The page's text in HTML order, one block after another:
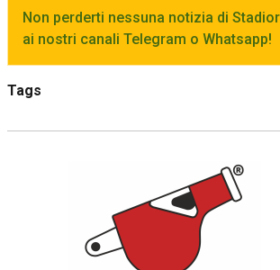
Non perderti nessuna notizia di
ai nostri canali Telegram o Whatsapp!
Tags